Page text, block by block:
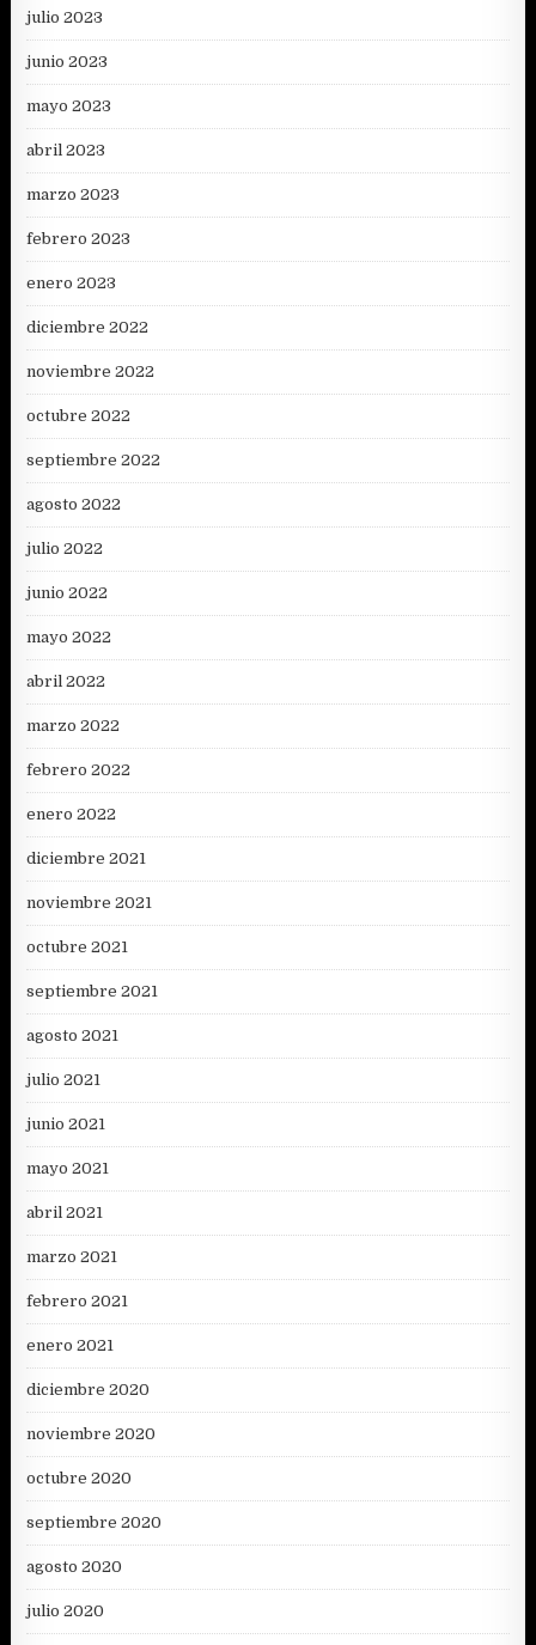
julio 2023
junio 2023
mayo 2023
abril 2023
marzo 2023
febrero 2023
enero 2023
diciembre 2022
noviembre 2022
octubre 2022
septiembre 2022
agosto 2022
julio 2022
junio 2022
mayo 2022
abril 2022
marzo 2022
febrero 2022
enero 2022
diciembre 2021
noviembre 2021
octubre 2021
septiembre 2021
agosto 2021
julio 2021
junio 2021
mayo 2021
abril 2021
marzo 2021
febrero 2021
enero 2021
diciembre 2020
noviembre 2020
octubre 2020
septiembre 2020
agosto 2020
julio 2020